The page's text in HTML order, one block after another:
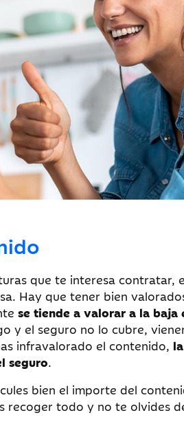
que te interesa contratar,
Hay que tener bien
se tiende a valorar a la
y el seguro no lo cubre,
infravalorado el contenido,
seguro.
bien el importe del
recoger todo y no te olvides